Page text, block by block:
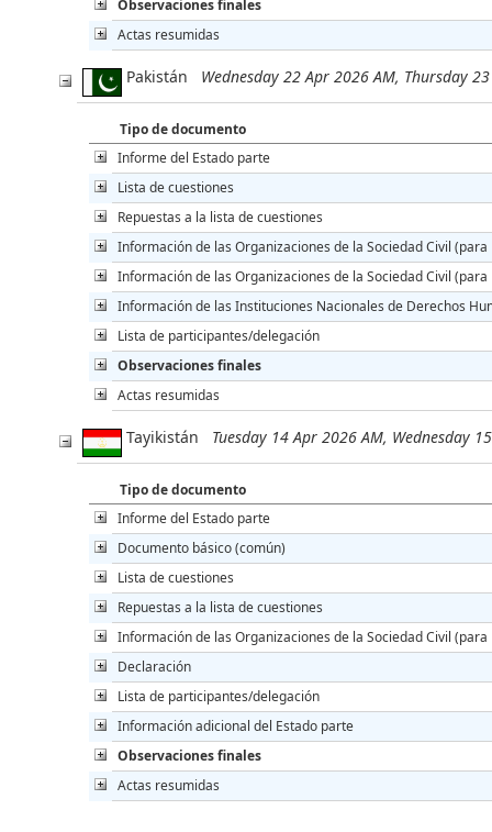
Observaciones finales
Actas resumidas
Pakistán Wednesday 22 Apr 2026 AM, Thursday
Tipo de documento
Informe del Estado parte
Lista de cuestiones
Repuestas a la lista de cuestiones
Información de las Organizaciones de la Sociedad Civil (para
Información de las Organizaciones de la Sociedad Civil
Información de las Instituciones Nacionales de Derechos
Lista de participantes/delegación
Observaciones finales
Actas resumidas
Tayikistán Tuesday 14 Apr 2026 AM, Wednesday
Tipo de documento
Informe del Estado parte
Documento básico (común)
Lista de cuestiones
Repuestas a la lista de cuestiones
Información de las Organizaciones de la Sociedad Civil (para
Declaración
Lista de participantes/delegación
Información adicional del Estado parte
Observaciones finales
Actas resumidas